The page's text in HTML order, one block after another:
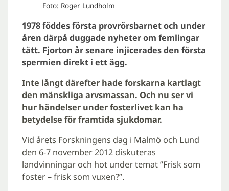
Foto: Roger Lundholm
1978 föddes första provrörsbarnet och under
åren därpå duggade nyheter om femlingar
tätt. Fjorton år senare injicerades den första
spermien direkt i ett ägg.
Inte långt därefter hade forskarna kartlagt
den mänskliga arvsmassan. Och nu ser vi
hur händelser under fosterlivet kan ha
betydelse för framtida sjukdomar.
Vid årets Forskningens dag i Malmö och Lund
den 6-7 november 2012 diskuteras
landvinningar och hot under temat ”Frisk som
foster – frisk som vuxen?”.